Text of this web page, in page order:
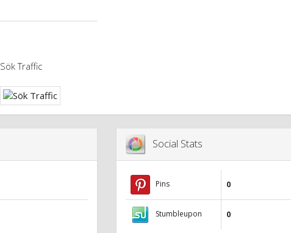
Sök Traffic
Social Stats
Pins 0
Stumbleupon 0